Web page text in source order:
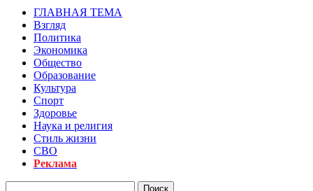
ГЛАВНАЯ ТЕМА
Взгляд
Политика
Экономика
Общество
Образование
Культура
Спорт
Здоровье
Наука и религия
Стиль жизни
СВО
Реклама